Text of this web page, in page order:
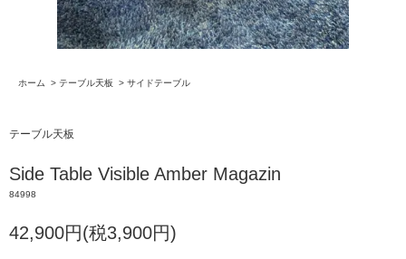
ホーム > テーブル天板 > サイドテーブル
テーブル天板
Side Table Visible Amber Magazin
84998
42,900円(税3,900円)